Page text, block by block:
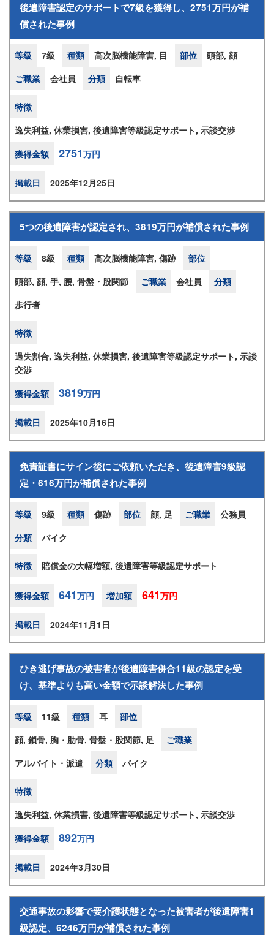
後遺障害認定のサポートで7級を獲得し、2751万円が補
償された事例
等級 7級 種類 高次脳機能障害, 目 部位
頭部, 顔
ご職業
会社員 分類 自転車
特徴
逸失利益, 休業損害, 後遺障害等級認定サポート, 示談交渉
獲得金額
2751万円
掲載日 2025年12月25日
5つの後遺障害が認定され、3819万円が補償された事例
等級 8級 種類 高次脳機能障害, 傷跡
部位
頭部, 顔, 手, 腰, 骨盤・股関節
ご職業 会社員
分類
歩行者
特徴
過失割合, 逸失利益, 休業損害, 後遺障害等級認定サポート, 示談
交渉
獲得金額
3819万円
掲載日 2025年10月16日
免責証書にサイン後にご依頼いただき、後遺障害9級認
定・616万円が補償された事例
等級 9級 種類 傷跡 部位 顔, 足 ご職業
公務員
分類
バイク
特徴 賠償金の大幅増額, 後遺障害等級認定サポート
獲得金額 641万円 増加額 641万円
掲載日 2024年11月1日
ひき逃げ事故の被害者が後遺障害併合11級の認定を受
け、基準よりも高い金額で示談解決した事例
等級 11級 種類 耳
部位
顔, 鎖骨, 胸・肋骨, 骨盤・股関節, 足
ご職業
アルバイト・派遣
分類 バイク
特徴
逸失利益, 休業損害, 後遺障害等級認定サポート, 示談交渉
獲得金額
892万円
掲載日 2024年3月30日
交通事故の影響で要介護状態となった被害者が後遺障害1
級認定、6246万円が補償された事例